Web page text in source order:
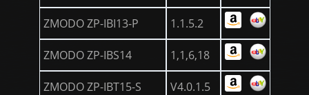
ZMODO ZP-IBI13-P 1.1.5.2
ZMODO ZP-IBS14 1,1,6,18
ZMODO ZP-IBT15-S V4.0.1.5